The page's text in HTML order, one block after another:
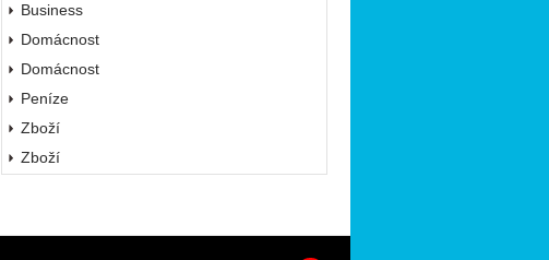
Business
Domácnost
Domácnost
Peníze
Zboží
Zboží